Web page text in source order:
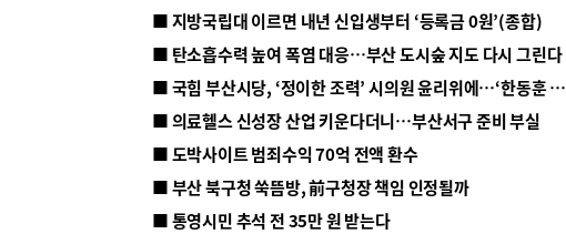
■ 지방국립대 이르면 내년 신입생부터 ‘등록금 0원’(종합)
■ 탄소흡수력 높여 폭염 대응…부산 도시숲 지도 다시 그린다
■ 국힘 부산시당, ‘정이한 조력’ 시의원 윤리위에…‘한동훈 지지’도 신고접수
■ 의료헬스 신성장 산업 키운다더니…부산서구 준비 부실
■ 도박사이트 범죄수익 70억 전액 환수
■ 부산 북구청 쑥뜸방, 前구청장 책임 인정될까
■ 통영시민 추석 전 35만 원 받는다